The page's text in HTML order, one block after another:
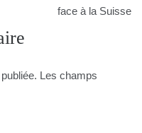
face à la Suisse
Les champs